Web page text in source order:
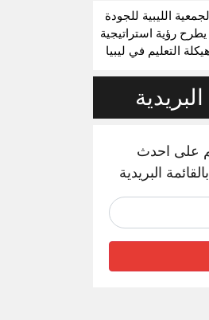
الليبية للجودة
يطرح رؤية استراتيجية
التعليم في ليبيا
على احدث
البريدية